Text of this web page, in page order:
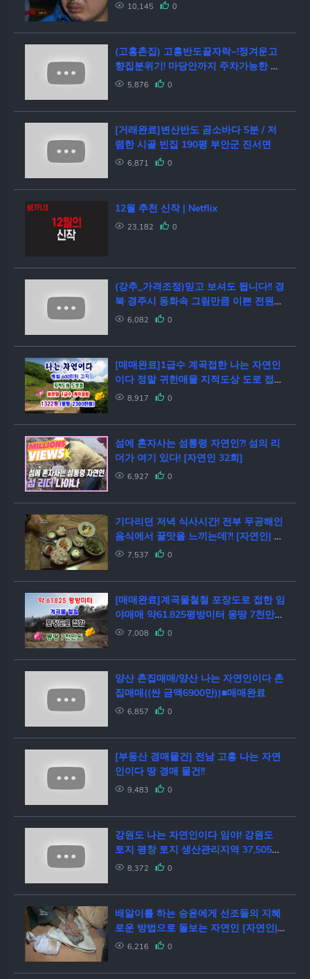
10,145 0
(고흥촌집) 고흥반도끝자락~!정겨운고
향집분위기! 마당안까지 주차가능한 넓
은대지위 시골촌집매매/매매가7500만
5,876 0
[거래완료]변산반도 곰소바다 5분 / 저
렴한 시골 빈집 190평 부안군 진서면
6,871 0
12월 추천 신작 | Netflix
23,182 0
(강추_가격조정)믿고 보셔도 됩니다!! 경
북 경주시 동화속 그림만큼 이쁜 전원주
택 매매
6,082 0
[매매완료]1급수 계곡접한 나는 자연인
이다 정말 귀한매물 지적도상 도로 접함
1322평 매도금액 2300만원
8,917 0
섬에 혼자사는 섬통령 자연인?! 섬의 리
더가 여기 있다! [자연인 32회]
6,927 0
기다리던 저녁 식사시간! 전부 무공해인
음식에서 꿀맛을 느끼는데?! [자연인| 다
시보기]
7,537 0
[매매완료]계곡물철철 포장도로 접한 임
야매매 약61.825평방미터 몽땅 7천만원
나는 자연인이다 할분 추천합니다
7,008 0
양산 촌집매매/양산 나는 자연인이다 촌
집매매((싼 금액6900만))■매매완료
6,857 0
[부동산 경매물건] 전남 고흥 나는 자연
인이다 땅 경매 물건!!
9,483 0
강원도 나는 자연인이다 임야! 강원도
토지 평창 토지 생산관리지역 37,505
평!!8,372 0
배앓이를 하는 승윤에게 선조들의 지혜
로운 방법으로 돌보는 자연인 [자연인|
다시보기]
6,216 0